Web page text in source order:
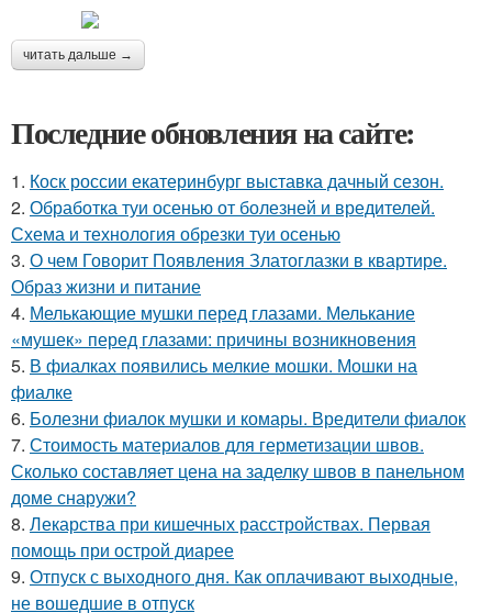
читать дальше →
Последние обновления на сайте:
1. Коск россии екатеринбург выставка дачный сезон.
2. Обработка туи осенью от болезней и вредителей.
Схема и технология обрезки туи осенью
3. О чем Говорит Появления Златоглазки в квартире.
Образ жизни и питание
4. Мелькающие мушки перед глазами. Мелькание
«мушек» перед глазами: причины возникновения
5. В фиалках появились мелкие мошки. Мошки на
фиалке
6. Болезни фиалок мушки и комары. Вредители фиалок
7. Стоимость материалов для герметизации швов.
Сколько составляет цена на заделку швов в панельном
доме снаружи?
8. Лекарства при кишечных расстройствах. Первая
помощь при острой диарее
9. Отпуск с выходного дня. Как оплачивают выходные,
не вошедшие в отпуск